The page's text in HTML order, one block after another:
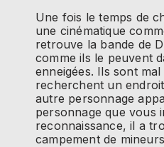
Une fois le temps de
une cinématique
retrouve la bande de
comme ils le peuvent
enneigées. Ils sont
recherchent un
autre personnage
personnage que vous
reconnaissance, il a
campement de